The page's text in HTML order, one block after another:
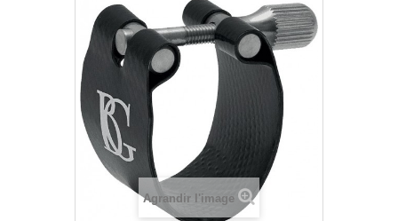
Agrandir l'image